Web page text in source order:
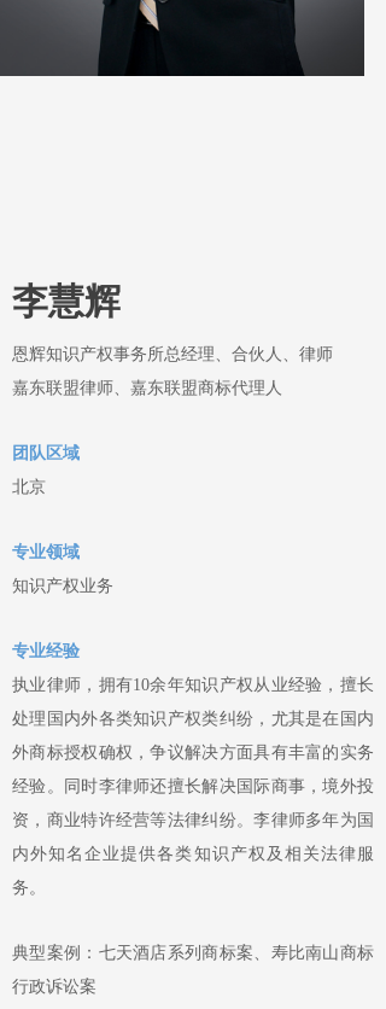
李慧辉
恩辉知识产权事务所总经理、合伙人、律师
嘉东联盟律师、嘉东联盟商标代理人
团队区域
北京
专业领域
知识产权业务
专业经验
执业律师，拥有10余年知识产权从业经验，擅长
处理国内外各类知识产权类纠纷，尤其是在国内
外商标授权确权，争议解决方面具有丰富的实务
经验。同时李律师还擅长解决国际商事，境外投
资，商业特许经营等法律纠纷。李律师多年为国
内外知名企业提供各类知识产权及相关法律服
务。
典型案例：七天酒店系列商标案、寿比南山商标
行政诉讼案